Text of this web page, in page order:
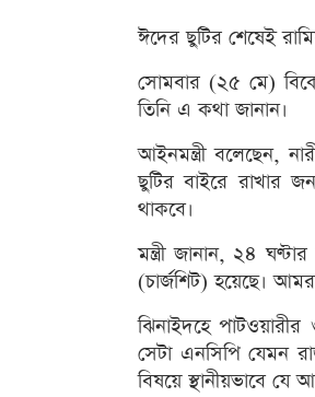
ঈদের ছুটির শেষেই
সোমবার (২৫ মে)
তিনি এ কথা জানান।
আইনমন্ত্রী বলেছেন,
ছুটির বাইরে রাখার
থাকবে।
মন্ত্রী জানান, ২৪
(চার্জশিট) হয়েছে।
ঝিনাইদহে
সেটা এনসিপি যেমন
বিষয়ে স্থানীয়ভাবে